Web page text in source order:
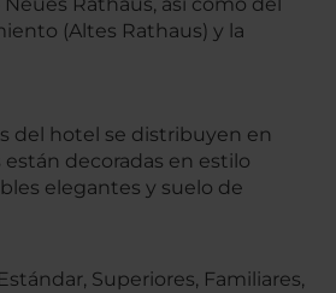
(Altes Rathaus) y la
del hotel se distribuyen en
están decoradas en estilo
elegantes y suelo de
Superiores, Familiares,